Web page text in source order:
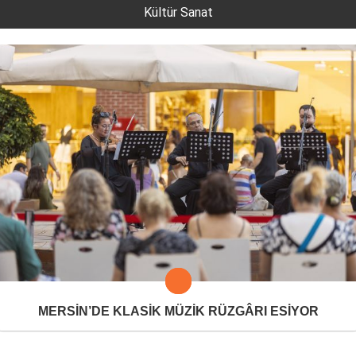
Kültür Sanat
MERSİN’DE KLASİK MÜZİK RÜZGÂRI ESİYOR